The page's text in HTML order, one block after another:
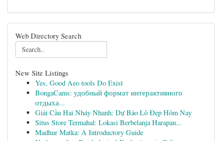
Web Directory Search
New Site Listings
Yes, Good Aeo tools Do Exist
BongaCams: удобный формат интерактивного
отдыха...
Giải Cầu Hai Nháy Nhanh: Dự Báo Lô Đẹp Hôm Nay
Situs Store Termahal: Lokasi Berbelanja Harapan...
Madhur Matka: A Introductory Guide